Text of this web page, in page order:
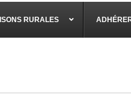
RURALES